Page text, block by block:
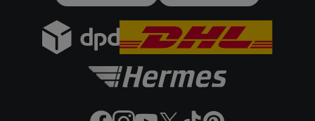
Zudem erlauben Sie uns, der Utiq SA/NV („Utiq“) und
IhremTelekommunikationsnetzbetreiber, die Utiq-Technologie
in den Lidl-Diensten einzusetzen. Utiq prüft zunächst anhand
Ihrer IP-Adresse, ob die Technologie für Sie verfügbar ist.
Netzbetreiber weiter, der anhand der IP-Adresse und einer